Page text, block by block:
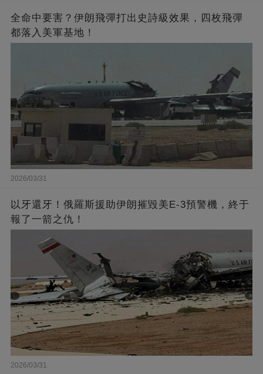
全命中要害？伊朗飛彈打出史詩級效果，四枚飛彈
都落入美軍基地！
2026/03/31
以牙還牙！俄羅斯援助伊朗摧毀美E-3預警機，終于
報了一箭之仇！
2026/03/31